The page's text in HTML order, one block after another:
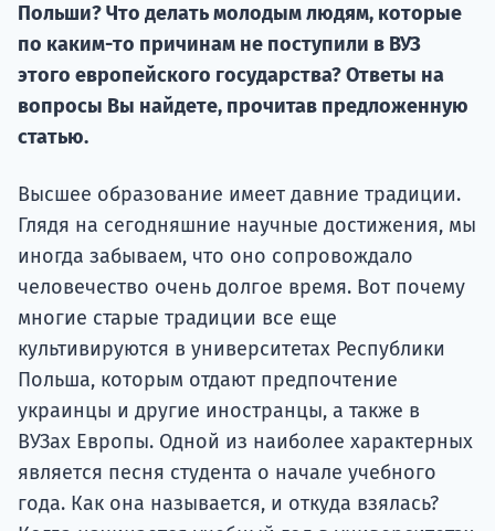
Польши? Что делать молодым людям, которые
по каким-то причинам не поступили в ВУЗ
этого европейского государства? Ответы на
вопросы Вы найдете, прочитав предложенную
статью.
Высшее образование имеет давние традиции.
Глядя на сегодняшние научные достижения, мы
иногда забываем, что оно сопровождало
человечество очень долгое время. Вот почему
многие старые традиции все еще
культивируются в университетах Республики
Польша, которым отдают предпочтение
украинцы и другие иностранцы, а также в
ВУЗах Европы. Одной из наиболее характерных
является песня студента о начале учебного
года. Как она называется, и откуда взялась?